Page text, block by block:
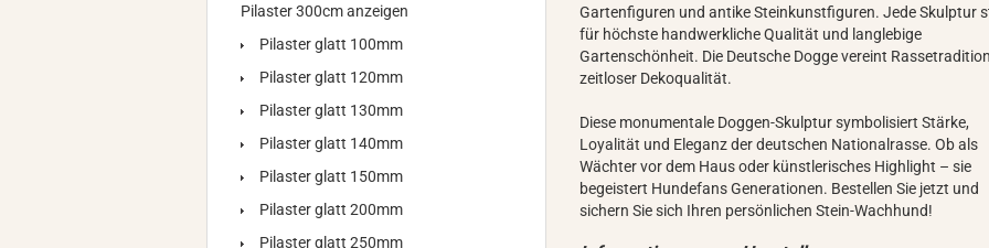
Gartenfiguren und antike Steinkunstfiguren. Jede Skulptur
für höchste handwerkliche Qualität und langlebige
Gartenschönheit. Die Deutsche Dogge vereint
zeitloser Dekoqualität.
Diese monumentale Doggen-Skulptur symbolisiert Stärke,
Loyalität und Eleganz der deutschen Nationalrasse. Ob als
Wächter vor dem Haus oder künstlerisches Highlight – sie
begeistert Hundefans Generationen. Bestellen Sie jetzt und
sichern Sie sich Ihren persönlichen Stein-Wachhund!
Pilaster 300cm anzeigen
Pilaster glatt 100mm
Pilaster glatt 120mm
Pilaster glatt 130mm
Pilaster glatt 140mm
Pilaster glatt 150mm
Pilaster glatt 200mm
Pilaster glatt 250mm